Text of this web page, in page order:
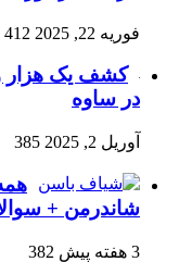
فوریه 22, 2025 412
در ساوه
آوریل 2, 2025 385
شاندرمن +
3 هفته پیش 382